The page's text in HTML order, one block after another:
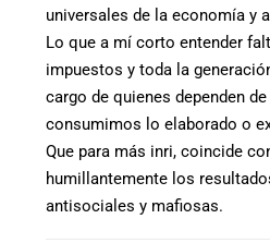
universales de la economía y
Lo que a mí corto entender
impuestos y toda la
cargo de quienes dependen
consumimos lo elaborado o
Que para más inri, coincide
humillantemente los
antisociales y mafiosas.